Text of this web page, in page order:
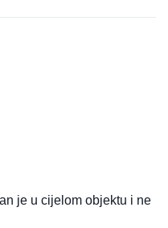
je u cijelom objektu i ne